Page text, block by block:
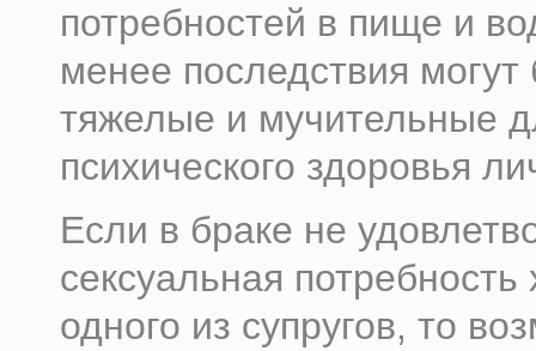
потребностей в пище и
менее последствия
тяжелые и мучительные
психического здоровья
Если в браке не
сексуальная потребность
одного из супругов, то